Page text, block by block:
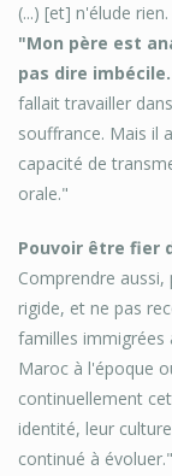
(...) [et] n'élude rien.
"Mon père est
pas dire imbécile.
fallait travailler
souffrance. Mais il
capacité de
orale."
Pouvoir être fier
Comprendre
rigide, et ne pas
familles
Maroc à l'époque
continuellement
identité, leur
continué à évoluer."